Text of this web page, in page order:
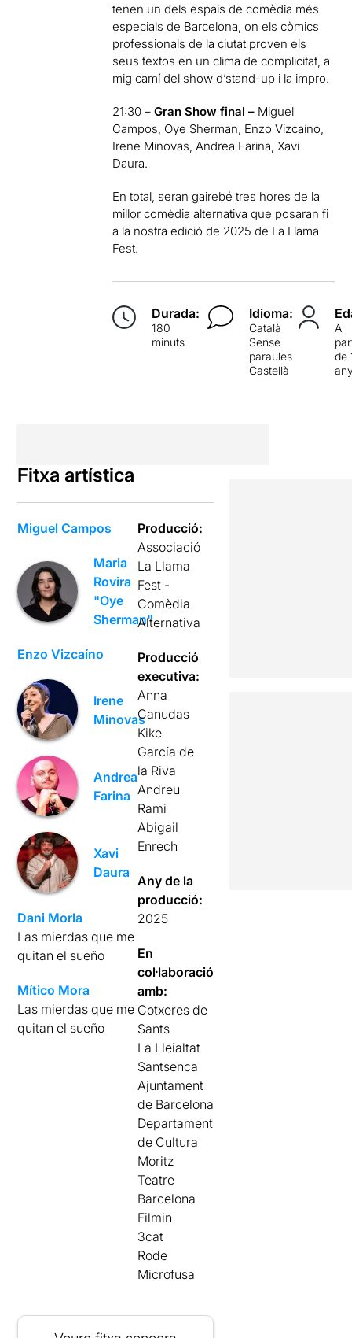
tenen un dels espais de comèdia més
especials de Barcelona, on els còmics
professionals de la ciutat proven els
seus textos en un clima de complicitat, a
mig camí del show d’stand-up i la impro.
21:30 –Gran Show final – Miguel
Campos, Oye Sherman, Enzo Vizcaíno,
Irene Minovas, Andrea Farina, Xavi
Daura.
En total, seran gairebé tres hores de la
millor comèdia alternativa que posaran fi
a la nostra edició de 2025 de La Llama
Fest.
Durada:
180
minuts
Idioma:
Català
Sense
paraules
Castellà
A
de
Fitxa artística
Miguel Campos
Maria
Rovira
"Oye
Sherman"
Enzo Vizcaíno
Irene
Minovas
Andrea
Farina
Xavi
Daura
Dani Morla
Las mierdas que me
quitan el sueño
Mítico Mora
Las mierdas que me
quitan el sueño
Producció:
Associació
La Llama
Fest -
Comèdia
Alternativa
Producció
executiva:
Anna
Canudas
Kike
García de
la Riva
Andreu
Rami
Abigail
Enrech
Any de la
producció:
2025
En
col·laboració
amb:
Cotxeres de
Sants
La Lleialtat
Santsenca
Ajuntament
de Barcelona
Departament
de Cultura
Moritz
Teatre
Barcelona
Filmin
3cat
Rode
Microfusa